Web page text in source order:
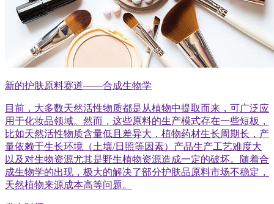
新的护肤原料赛道——合成生物学
目前，大多数天然活性物质都是从植物中提取而来，可广泛应
用于化妆品领域。然而，这些原料的生产模式存在一些短板，
比如天然活性物质含量低且差异大，植物药材生长周期长，产
量依赖于生长环境（土壤/日照等因素）产品生产工艺难度大
以及对生物资源尤其是野生植物资源造成一定的破坏。随着合
成生物学的出现，极大的解决了部分护肤品原料市场不稳定，
天然植物来源成本高等问题。